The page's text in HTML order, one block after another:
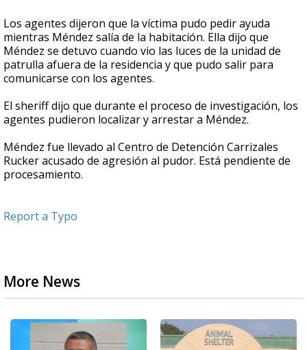
Los agentes dijeron que la víctima pudo pedir ayuda
mientras Méndez salía de la habitación. Ella dijo que
Méndez se detuvo cuando vio las luces de la unidad de
patrulla afuera de la residencia y que pudo salir para
comunicarse con los agentes.
El sheriff dijo que durante el proceso de investigación, los
agentes pudieron localizar y arrestar a Méndez.
Méndez fue llevado al Centro de Detención Carrizales
Rucker acusado de agresión al pudor. Está pendiente de
procesamiento.
Report a Typo
More News